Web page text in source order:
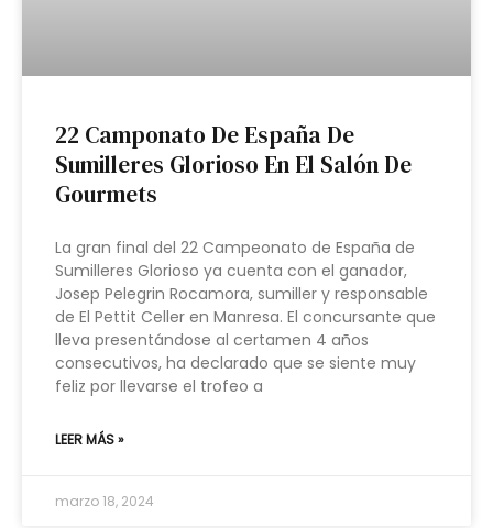
22 Camponato De España De
Sumilleres Glorioso En El Salón De
Gourmets
La gran final del 22 Campeonato de España de
Sumilleres Glorioso ya cuenta con el ganador,
Josep Pelegrin Rocamora, sumiller y responsable
de El Pettit Celler en Manresa. El concursante que
lleva presentándose al certamen 4 años
consecutivos, ha declarado que se siente muy
feliz por llevarse el trofeo a
LEER MÁS »
marzo 18, 2024